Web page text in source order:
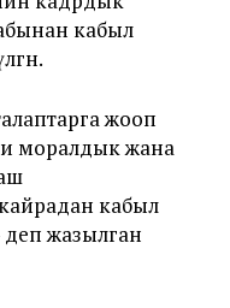
кабыл
жооп
моралдык жана
кабыл
жазылган